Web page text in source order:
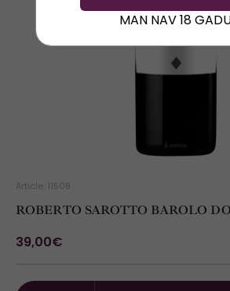
MAN NAV 18
Article: 11508
ROBERTO SAROTTO BAROLO
39,00€